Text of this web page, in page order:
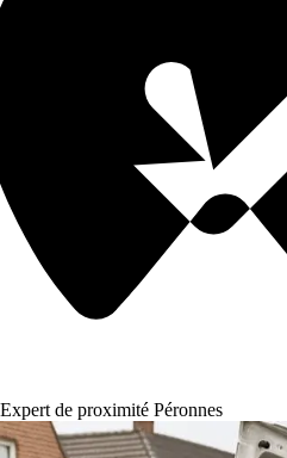
Expert de proximité Péronnes